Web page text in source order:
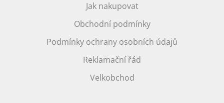
Jak nakupovat
Obchodní podmínky
Podmínky ochrany osobních údajů
Reklamační řád
Velkobchod